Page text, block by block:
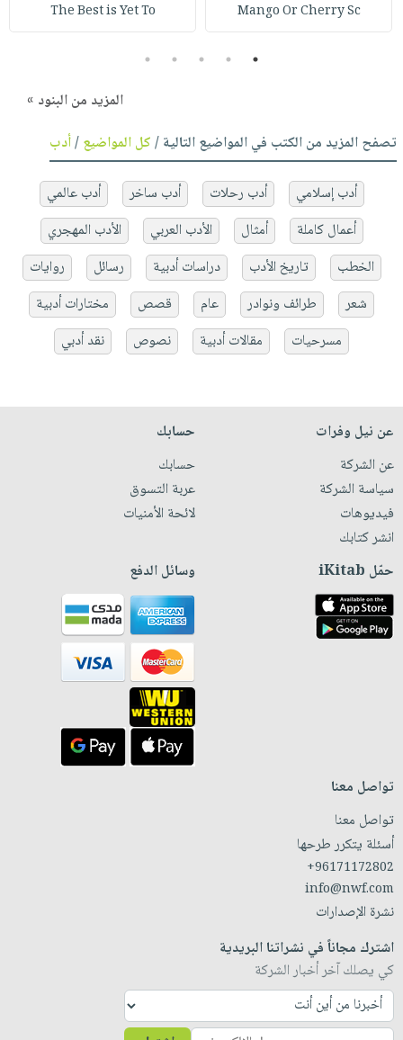
Mango Or Cherry Sc
The Best is Yet To
1
2
3
4
5
المزيد من البنود »
تصفح المزيد من الكتب في المواضيع التالية /كل المواضيع/أدب
أدب إسلامي أدب رحلات أدب ساخر
أدب عالمي
أعمال كاملة
أمثال الأدب العربي
الأدب المهجري
الخطب
تاريخ الأدب دراسات أدبية رسائل
روايات
شعر
طرائف ونوادر عام قصص
مختارات أدبية
مسرحيات
مقالات أدبية نصوص نقد أدبي
عن نيل وفرات
عن الشركة
سياسة الشركة
فيديوهات
انشر كتابك
حسابك
حسابك
عربة التسوق
لائحة الأمنيات
حمّل iKitab وسائل الدفع
تواصل معنا
تواصل معنا
أسئلة يتكرر طرحها
+96171172802
info@nwf.com
نشرة الإصدارات
اشترك مجاناً في نشراتنا البريدية
كي يصلك آخر أخبار الشركة